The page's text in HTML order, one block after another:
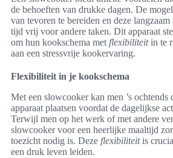
de behoeften van drukke dagen. De
van tevoren te bereiden en deze
tijd vrij voor andere taken. Dit apparaat
om hun kookschema met flexibiliteitin te
aan een stressvrije kookervaring.
Flexibiliteit in je kookschema
Met een slowcooker kan men ’s ochtends
apparaat plaatsen voordat de dagelijkse
Terwijl men op het werk of met andere
slowcooker voor een heerlijke maaltijd
toezicht nodig is. Deze flexibiliteitis
een druk leven leiden.